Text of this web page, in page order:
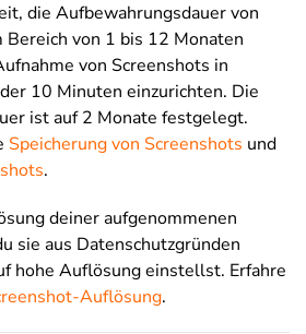
die Aufbewahrungsdauer von
Bereich von 1 bis 12 Monaten
von Screenshots in
10 Minuten einzurichten. Die
ist auf 2 Monate festgelegt.
Speicherung von Screenshots und
.
deiner aufgenommenen
sie aus Datenschutzgründen
hohe Auflösung einstellst. Erfahre
Auflösung.